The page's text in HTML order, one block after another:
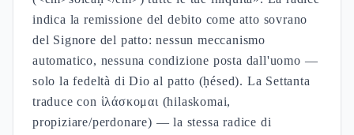
indica la remissione del debito come atto sovrano
del Signore del patto: nessun meccanismo
automatico, nessuna condizione posta dall'uomo —
solo la fedeltà di Dio al patto (ḥésed). La Settanta
traduce con ἱλάσκομαι (hilaskomai,
propiziare/perdonare) — la stessa radice di